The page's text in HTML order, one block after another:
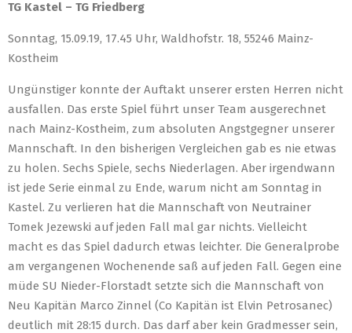
TG Kastel – TG Friedberg
Sonntag, 15.09.19, 17.45 Uhr, Waldhofstr. 18, 55246 Mainz-
Kostheim
Ungünstiger konnte der Auftakt unserer ersten Herren nicht
ausfallen. Das erste Spiel führt unser Team ausgerechnet
nach Mainz-Kostheim, zum absoluten Angstgegner unserer
Mannschaft. In den bisherigen Vergleichen gab es nie etwas
zu holen. Sechs Spiele, sechs Niederlagen. Aber irgendwann
ist jede Serie einmal zu Ende, warum nicht am Sonntag in
Kastel. Zu verlieren hat die Mannschaft von Neutrainer
Tomek Jezewski auf jeden Fall mal gar nichts. Vielleicht
macht es das Spiel dadurch etwas leichter. Die Generalprobe
am vergangenen Wochenende saß auf jeden Fall. Gegen eine
müde SU Nieder-Florstadt setzte sich die Mannschaft von
Neu Kapitän Marco Zinnel (Co Kapitän ist Elvin Petrosanec)
deutlich mit 28:15 durch. Das darf aber kein Gradmesser sein,